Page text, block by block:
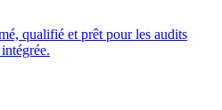
qualifié et prêt pour les audits